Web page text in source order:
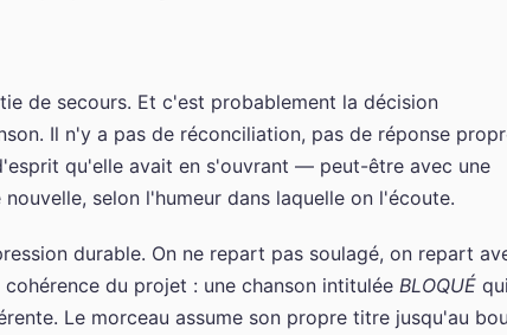
de secours. Et c'est probablement la décision
Il n'y a pas de réconciliation, pas de réponse
qu'elle avait en s'ouvrant — peut-être avec une
selon l'humeur dans laquelle on l'écoute.
durable. On ne repart pas soulagé, on repart
du projet : une chanson intitulée BLOQUÉ
Le morceau assume son propre titre jusqu'au